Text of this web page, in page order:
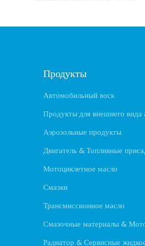
доступна оптовая продажа
Продукты
Автомобильный воск
Продукты для внешнего вида
Аэрозольные продукты
Двигатель & Топливные
Мотоциклетное масло
Смазки
Трансмиссионное масло
Смазочные материалы &
Радиатор & Сервисные